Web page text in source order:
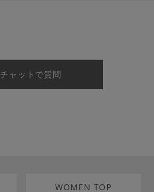
チャットで質問
WOMEN TOP